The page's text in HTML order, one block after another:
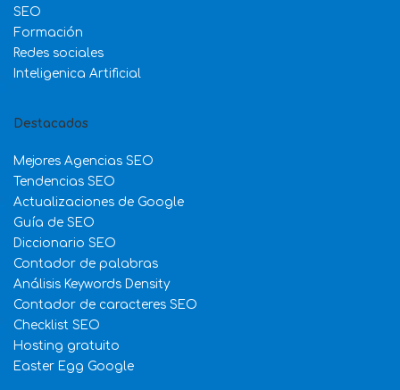
SEO
Formación
Redes sociales
Inteligenica Artificial
Destacados
Mejores Agencias SEO
Tendencias SEO
Actualizaciones de Google
Guía de SEO
Diccionario SEO
Contador de palabras
Análisis Keywords Density
Contador de caracteres SEO
Checklist SEO
Hosting gratuito
Easter Egg Google